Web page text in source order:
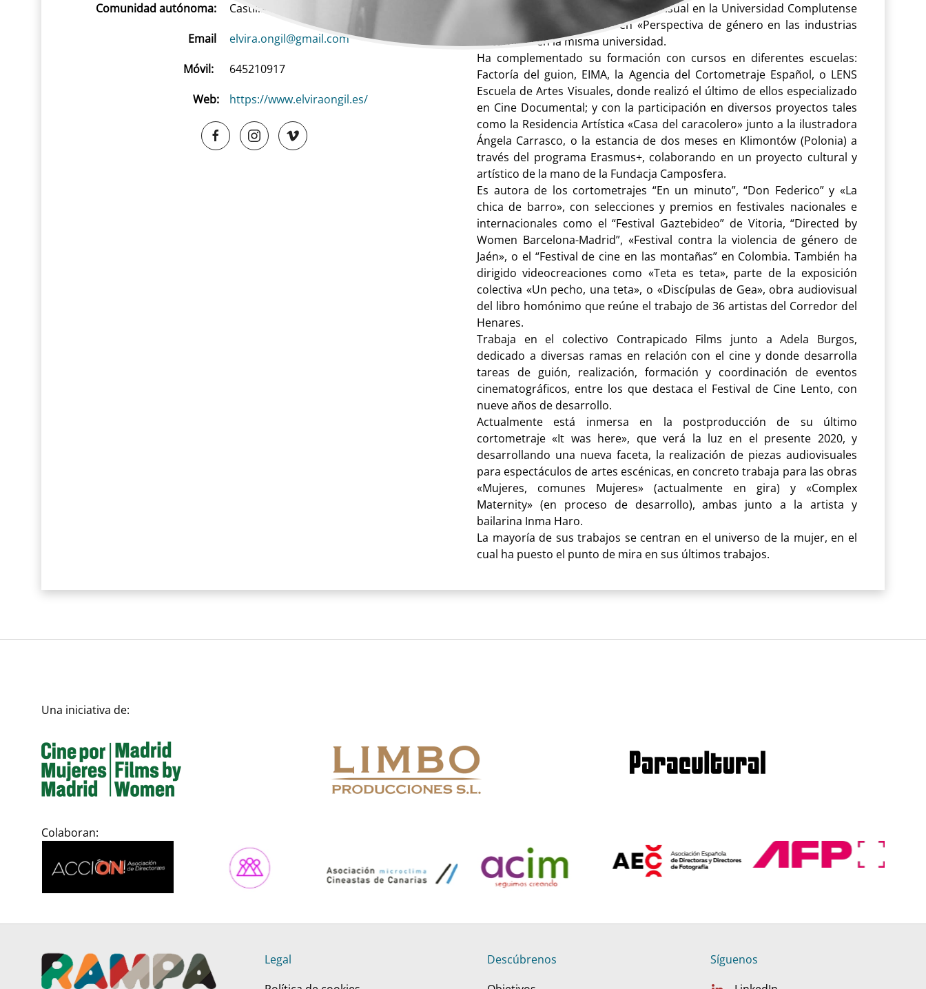
Comunidad autónoma:
Castilla-La Mancha
Email
elvira.ongil@gmail.com
Móvil:
645210917
Web:
https://www.elviraongil.es/
Licenciada en Comunicación Audiovisual en la Universidad Complutense
de Madrid con Postgrado en «Perspectiva de género en las industrias
culturales» en la misma universidad.
Ha complementado su formación con cursos en diferentes escuelas:
Factoría del guion, EIMA, la Agencia del Cortometraje Español, o LENS
Escuela de Artes Visuales, donde realizó el último de ellos especializado
en Cine Documental; y con la participación en diversos proyectos tales
como la Residencia Artística «Casa del caracolero» junto a la ilustradora
Ángela Carrasco, o la estancia de dos meses en Klimontów (Polonia) a
través del programa Erasmus+, colaborando en un proyecto cultural y
artístico de la mano de la Fundacja Camposfera.
Es autora de los cortometrajes “En un minuto”, “Don Federico” y «La
chica de barro», con selecciones y premios en festivales nacionales e
internacionales como el “Festival Gaztebideo” de Vitoria, “Directed by
Women Barcelona-Madrid”, «Festival contra la violencia de género de
Jaén», o el “Festival de cine en las montañas” en Colombia. También ha
dirigido videocreaciones como «Teta es teta», parte de la exposición
colectiva «Un pecho, una teta», o «Discípulas de Gea», obra audiovisual
del libro homónimo que reúne el trabajo de 36 artistas del Corredor del
Henares.
Trabaja en el colectivo Contrapicado Films junto a Adela Burgos,
dedicado a diversas ramas en relación con el cine y donde desarrolla
tareas de guión, realización, formación y coordinación de eventos
cinematográficos, entre los que destaca el Festival de Cine Lento, con
nueve años de desarrollo.
Actualmente está inmersa en la postproducción de su último
cortometraje «It was here», que verá la luz en el presente 2020, y
desarrollando una nueva faceta, la realización de piezas audiovisuales
para espectáculos de artes escénicas, en concreto trabaja para las obras
«Mujeres, comunes Mujeres» (actualmente en gira) y «Complex
Maternity» (en proceso de desarrollo), ambas junto a la artista y
bailarina Inma Haro.
La mayoría de sus trabajos se centran en el universo de la mujer, en el
cual ha puesto el punto de mira en sus últimos trabajos.
Una iniciativa de:
Colaboran:
Legal
Descúbrenos
Síguenos